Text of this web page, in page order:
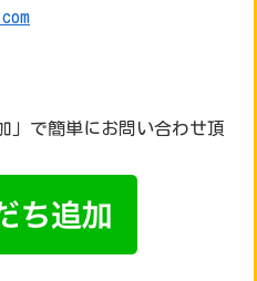
」で簡単にお問い合わせ頂